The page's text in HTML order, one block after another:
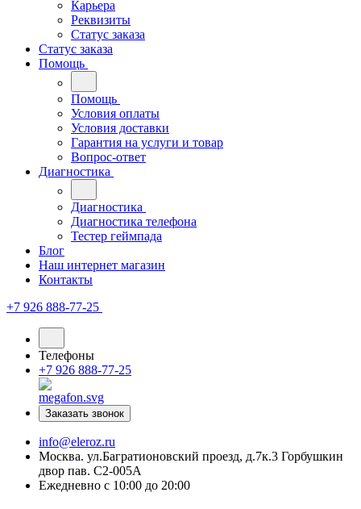
Карьера
Реквизиты
Статус заказа
Статус заказа
Помощь
Помощь
Условия оплаты
Условия доставки
Гарантия на услуги и товар
Вопрос-ответ
Диагностика
Диагностика
Диагностика телефона
Тестер геймпада
Блог
Наш интернет магазин
Контакты
+7 926 888-77-25
Телефоны
+7 926 888-77-25
Заказать звонок
info@eleroz.ru
Москва. ул.Багратионовский проезд, д.7к.3 Горбушкин
двор пав. C2-005A
Ежедневно с 10:00 до 20:00